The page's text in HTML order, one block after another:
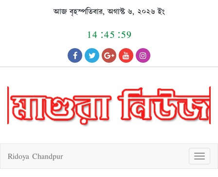
আজ বৃহস্পতিবার, অগাস্ট ৬, ২০২৬ ইং
14:46:00
T
o
g
g
l
Ridoya Chandpur